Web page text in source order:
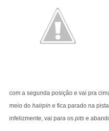
com a segunda posição e vai pra
meio do hairpin e fica parado na
infelizmente, vai para os pitse